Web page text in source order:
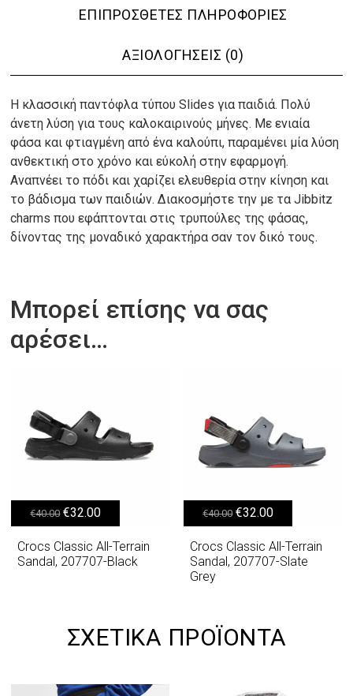
ΕΠΙΠΡΌΣΘΕΤΕΣ ΠΛΗΡΟΦΟΡΊΕΣ
ΑΞΙΟΛΟΓΉΣΕΙΣ (0)
Η κλασσική παντόφλα τύπου Slides για παιδιά. Πολύ
άνετη λύση για τους καλοκαιρινούς μήνες. Με ενιαία
φάσα και φτιαγμένη από ένα καλούπι, παραμένει μία λύση
ανθεκτική στο χρόνο και εύκολή στην εφαρμογή.
Αναπνέει το πόδι και χαρίζει ελευθερία στην κίνηση και
το βάδισμα των παιδιών. Διακοσμήστε την με τα Jibbitz
charms που εφάπτονται στις τρυπούλες της φάσας,
δίνοντας της μοναδικό χαρακτήρα σαν τον δικό τους.
Μπορεί επίσης να σας
αρέσει…
€40.00 Original price was: €40.00.
€32.00Η τρέχουσα τιμή είναι: €32.00.
Crocs Classic All-Terrain
Sandal, 207707-Black
€40.00 Original price was: €40.00.
€32.00Η τρέχουσα τιμή είναι: €32.00.
Crocs Classic All-Terrain
Sandal, 207707-Slate
Grey
ΣΧΕΤΙΚΆ ΠΡΟΪΌΝΤΑ